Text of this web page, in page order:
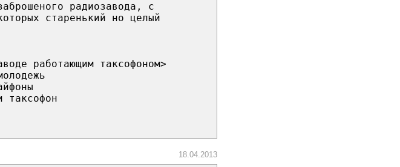
радиозавода, с
старенький но целый
работающим таксофоном>
таксофон
18.04.2013